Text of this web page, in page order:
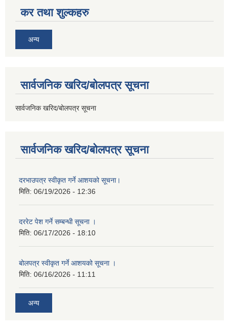
कर तथा शुल्कहरु
अन्य
सार्वजनिक खरिद/बोलपत्र सूचना
सार्वजनिक खरिद/बोलपत्र सूचना
सार्वजनिक खरिद/बोलपत्र सूचना
दरभाउपत्र स्वीकृत गर्ने आशयको सूचना।
मिति: 06/19/2026 - 12:36
दररेट पेश गर्ने सम्बन्धी सूचना ।
मिति: 06/17/2026 - 18:10
बोलपत्र स्वीकृत गर्ने आशयको सूचना ।
मिति: 06/16/2026 - 11:11
अन्य